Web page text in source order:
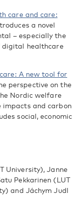
care and care:
a novel
– especially the
digital healthcare
A new tool for
perspective on the
Nordic welfare
impacts and carbon
social, economic
University), Janne
Pekkarinen (LUT
and Jáchym Judl